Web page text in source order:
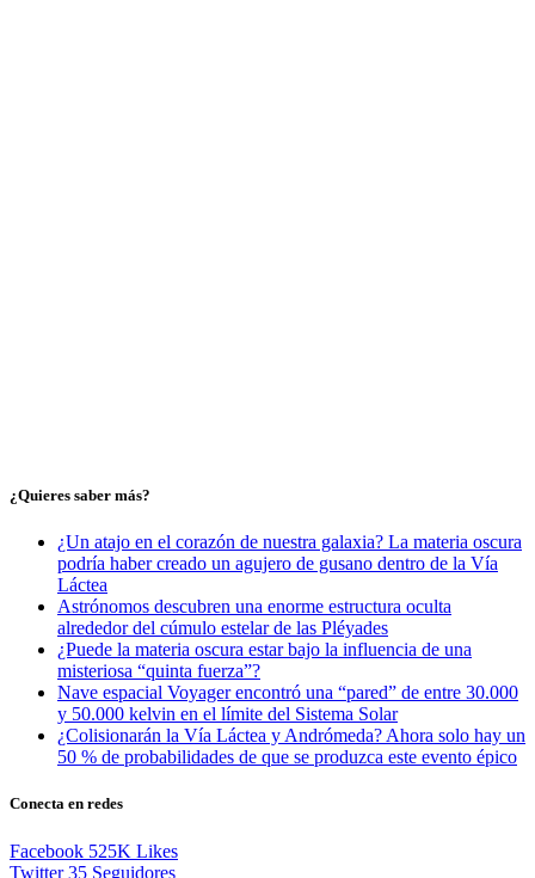
¿Quieres saber más?
¿Un atajo en el corazón de nuestra galaxia? La materia oscura
podría haber creado un agujero de gusano dentro de la Vía
Láctea
Astrónomos descubren una enorme estructura oculta
alrededor del cúmulo estelar de las Pléyades
¿Puede la materia oscura estar bajo la influencia de una
misteriosa “quinta fuerza”?
Nave espacial Voyager encontró una “pared” de entre 30.000
y 50.000 kelvin en el límite del Sistema Solar
¿Colisionarán la Vía Láctea y Andrómeda? Ahora solo hay un
50 % de probabilidades de que se produzca este evento épico
Conecta en redes
Facebook 525K Likes
Twitter 35 Seguidores